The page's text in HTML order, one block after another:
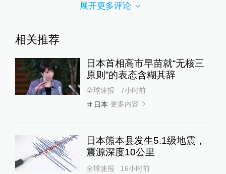
展开更多评论
相关推荐
日本首相高市早苗就“无核三
原则”的表态含糊其辞
全球速报
7小时前
日本 更多内容
日本熊本县发生5.1级地震，
震源深度10公里
全球速报 16小时前